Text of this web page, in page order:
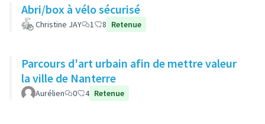
Abri/box à vélo sécurisé
Christine JAY 1 8 Retenue
Parcours d'art urbain afin de mettre valeur
la ville de Nanterre
Aurélien 0 4 Retenue